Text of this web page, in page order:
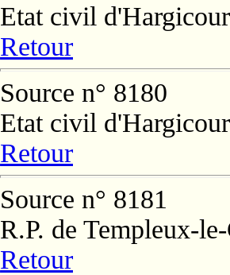
Etat civil
Retour
Source n° 8180
Etat civil
Retour
Source n° 8181
R.P. de Templeux-
Retour